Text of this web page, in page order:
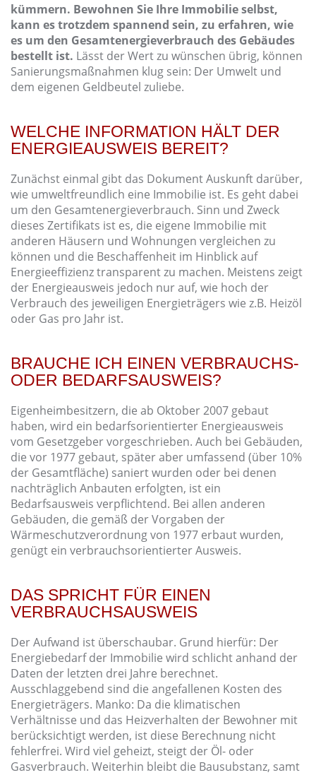
kümmern. Bewohnen Sie Ihre Immobilie selbst,
kann es trotzdem spannend sein, zu erfahren, wie
es um den Gesamtenergieverbrauch des Gebäudes
bestellt ist. Lässt der Wert zu wünschen übrig, können
Sanierungsmaßnahmen klug sein: Der Umwelt und
dem eigenen Geldbeutel zuliebe.
WELCHE INFORMATION HÄLT DER
ENERGIEAUSWEIS BEREIT?
Zunächst einmal gibt das Dokument Auskunft darüber,
wie umweltfreundlich eine Immobilie ist. Es geht dabei
um den Gesamtenergieverbrauch. Sinn und Zweck
dieses Zertifikats ist es, die eigene Immobilie mit
anderen Häusern und Wohnungen vergleichen zu
können und die Beschaffenheit im Hinblick auf
Energieeffizienz transparent zu machen. Meistens zeigt
der Energieausweis jedoch nur auf, wie hoch der
Verbrauch des jeweiligen Energieträgers wie z.B. Heizöl
oder Gas pro Jahr ist.
BRAUCHE ICH EINEN VERBRAUCHS-
ODER BEDARFSAUSWEIS?
Eigenheimbesitzern, die ab Oktober 2007 gebaut
haben, wird ein bedarfsorientierter Energieausweis
vom Gesetzgeber vorgeschrieben. Auch bei Gebäuden,
die vor 1977 gebaut, später aber umfassend (über 10%
der Gesamtfläche) saniert wurden oder bei denen
nachträglich Anbauten erfolgten, ist ein
Bedarfsausweis verpflichtend. Bei allen anderen
Gebäuden, die gemäß der Vorgaben der
Wärmeschutzverordnung von 1977 erbaut wurden,
genügt ein verbrauchsorientierter Ausweis.
DAS SPRICHT FÜR EINEN
VERBRAUCHSAUSWEIS
Der Aufwand ist überschaubar. Grund hierfür: Der
Energiebedarf der Immobilie wird schlicht anhand der
Daten der letzten drei Jahre berechnet.
Ausschlaggebend sind die angefallenen Kosten des
Energieträgers. Manko: Da die klimatischen
Verhältnisse und das Heizverhalten der Bewohner mit
berücksichtigt werden, ist diese Berechnung nicht
fehlerfrei. Wird viel geheizt, steigt der Öl- oder
Gasverbrauch. Weiterhin bleibt die Bausubstanz, samt